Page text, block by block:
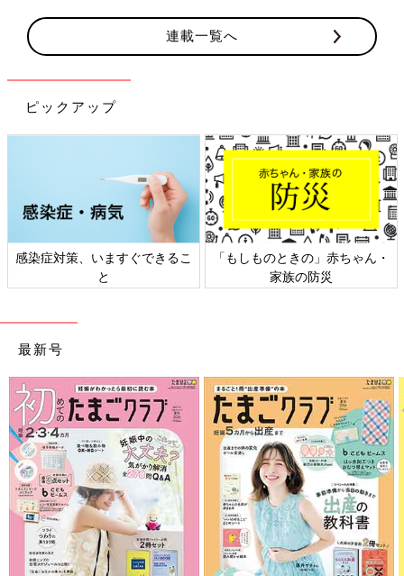
連載一覧へ
ピックアップ
感染症対策、いますぐできるこ
と
「もしものときの」赤ちゃん・
家族の防災
最新号